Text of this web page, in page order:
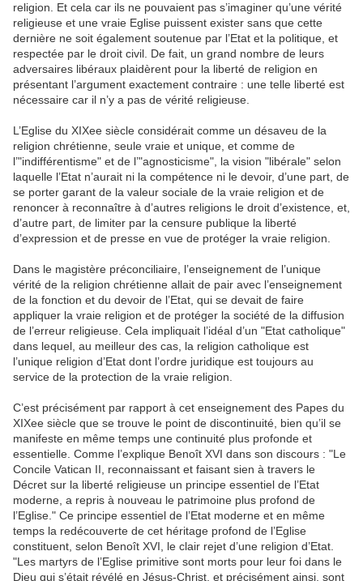
religion. Et cela car ils ne pouvaient pas s’imaginer qu’une vérité
religieuse et une vraie Eglise puissent exister sans que cette
dernière ne soit également soutenue par l’Etat et la politique, et
respectée par le droit civil. De fait, un grand nombre de leurs
adversaires libéraux plaidèrent pour la liberté de religion en
présentant l’argument exactement contraire : une telle liberté est
nécessaire car il n’y a pas de vérité religieuse.
L’Eglise du XIXee siècle considérait comme un désaveu de la
religion chrétienne, seule vraie et unique, et comme de
l’"indifférentisme" et de l’"agnosticisme", la vision "libérale" selon
laquelle l’Etat n’aurait ni la compétence ni le devoir, d’une part, de
se porter garant de la valeur sociale de la vraie religion et de
renoncer à reconnaître à d’autres religions le droit d’existence, et,
d’autre part, de limiter par la censure publique la liberté
d’expression et de presse en vue de protéger la vraie religion.
Dans le magistère préconciliaire, l’enseignement de l’unique
vérité de la religion chrétienne allait de pair avec l’enseignement
de la fonction et du devoir de l’Etat, qui se devait de faire
appliquer la vraie religion et de protéger la société de la diffusion
de l’erreur religieuse. Cela impliquait l’idéal d’un "Etat catholique"
dans lequel, au meilleur des cas, la religion catholique est
l’unique religion d’Etat dont l’ordre juridique est toujours au
service de la protection de la vraie religion.
C’est précisément par rapport à cet enseignement des Papes du
XIXee siècle que se trouve le point de discontinuité, bien qu’il se
manifeste en même temps une continuité plus profonde et
essentielle. Comme l’explique Benoît XVI dans son discours : "Le
Concile Vatican II, reconnaissant et faisant sien à travers le
Décret sur la liberté religieuse un principe essentiel de l’Etat
moderne, a repris à nouveau le patrimoine plus profond de
l’Eglise." Ce principe essentiel de l’Etat moderne et en même
temps la redécouverte de cet héritage profond de l’Eglise
constituent, selon Benoît XVI, le clair rejet d’une religion d’Etat.
"Les martyrs de l’Eglise primitive sont morts pour leur foi dans le
Dieu qui s’était révélé en Jésus-Christ, et précisément ainsi, sont